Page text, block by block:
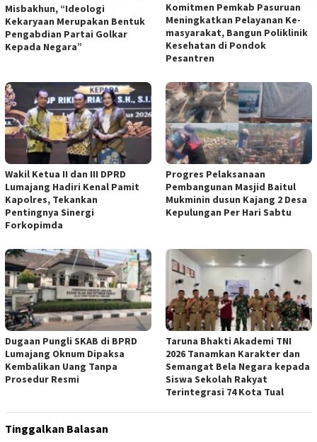
Misbakhun, “Ideologi
Kekaryaan Merupakan Bentuk
Pengabdian Partai Golkar
Kepada Negara”
Komitmen Pemkab Pasuruan
Meningkatkan Pelayanan Ke-
masyarakat, Bangun Poliklinik
Kesehatan di Pondok
Pesantren
Wakil Ketua II dan III DPRD
Lumajang Hadiri Kenal Pamit
Kapolres, Tekankan
Pentingnya Sinergi
Forkopimda
Progres Pelaksanaan
Pembangunan Masjid Baitul
Mukminin dusun Kajang 2 Desa
Kepulungan Per Hari Sabtu
Dugaan Pungli SKAB di BPRD
Lumajang Oknum Dipaksa
Kembalikan Uang Tanpa
Prosedur Resmi
Taruna Bhakti Akademi TNI
2026 Tanamkan Karakter dan
Semangat Bela Negara kepada
Siswa Sekolah Rakyat
Terintegrasi 74 Kota Tual
Tinggalkan Balasan